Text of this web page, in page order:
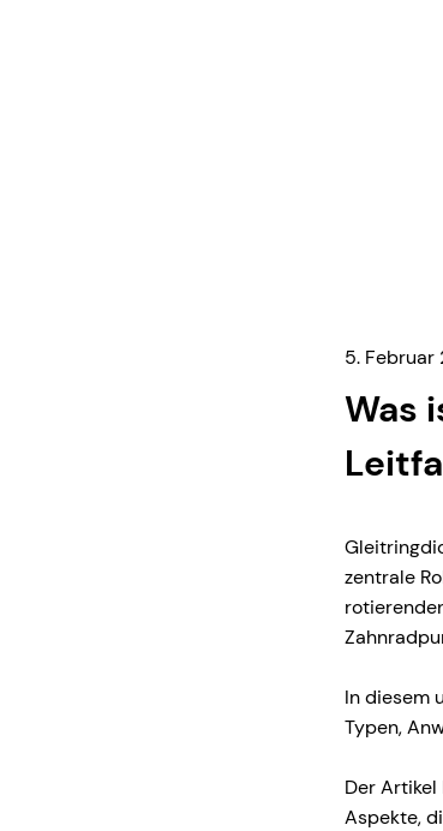
5. Februar
Was
zentrale
In diesem
Typen,
Der
Aspekte,